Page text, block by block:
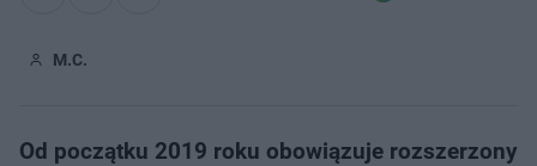
M.C.
Od początku 2019 roku obowiązuje rozszerzony